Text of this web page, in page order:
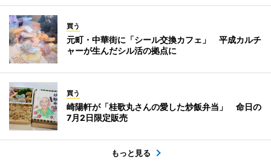
買う
元町・中華街に「シール交換カフェ」 平成カルチ
ャーが生んだシル活の拠点に
買う
崎陽軒が「桂歌丸さんの愛した炒飯弁当」 命日の
7月2日限定販売
もっと見る